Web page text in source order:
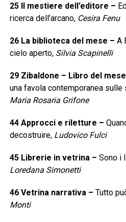
25 Il mestiere dell’editore –
ricerca dell’arcano, Cesira Fenu
26 La biblioteca del mese – A
cielo aperto, Silvia Scapinelli
29 Zibaldone – Libro del mese
una favola contemporanea
Maria Rosaria Grifone
44 Approcci e riletture –
decostruire, Ludovico Fulci
45 Librerie in vetrina– Sono i
Loredana Simonetti
46 Vetrina narrativa– Tutto
Monti